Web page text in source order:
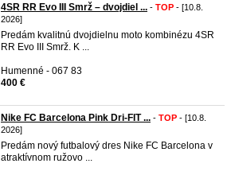
4SR RR Evo III Smrž – dvojdiel ... - TOP - [10.8.
2026]
Predám kvalitnú dvojdielnu moto kombinézu 4SR
RR Evo III Smrž. K ...
Humenné - 067 83
400 €
Nike FC Barcelona Pink Dri-FIT ... - TOP - [10.8.
2026]
Predám nový futbalový dres Nike FC Barcelona v
atraktívnom ružovo ...